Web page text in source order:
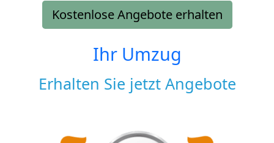
Kostenlose Angebote erhalten
Ihr Umzug
Erhalten Sie jetzt Angebote